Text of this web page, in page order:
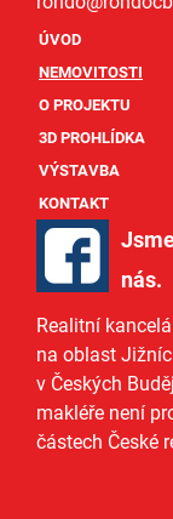
ÚVOD
NEMOVITOSTI
O PROJEKTU
3D PROHLÍDKA
VÝSTAVBA
KONTAKT
nás.
Realitní
na oblast
v Českých
makléře není
částech České